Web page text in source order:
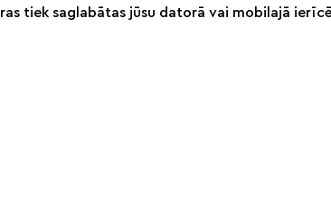
tiek saglabātas jūsu datorā vai mobilajā